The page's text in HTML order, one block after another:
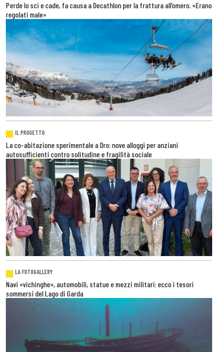
Perde lo sci e cade, fa causa a Decathlon per la frattura all’omero. «Erano
regolati male»
IL PROGETTO
La co-abitazione sperimentale a Dro: nove alloggi per anziani
autosufficienti contro solitudine e fragilità sociale
LA FOTOGALLERY
Navi «vichinghe», automobili, statue e mezzi militari: ecco i tesori
sommersi del Lago di Garda